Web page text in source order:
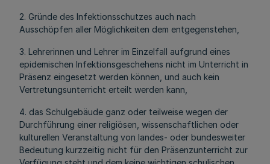
2. Gründe des Infektionsschutzes auch nach
Ausschöpfen aller Möglichkeiten dem entgegenstehen,
3. Lehrerinnen und Lehrer im Einzelfall aufgrund eines
epidemischen Infektionsgeschehens nicht im Unterricht in
Präsenz eingesetzt werden können, und auch kein
Vertretungsunterricht erteilt werden kann,
4. das Schulgebäude ganz oder teilweise wegen der
Durchführung einer religiösen, wissenschaftlichen oder
kulturellen Veranstaltung von landes- oder bundesweiter
Bedeutung kurzzeitig nicht für den Präsenzunterricht zur